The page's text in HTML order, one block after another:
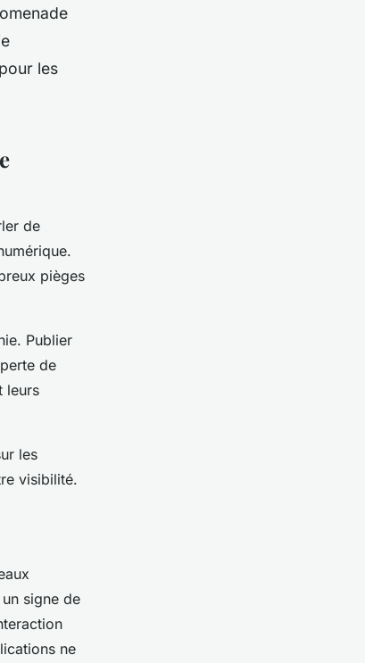
les
de
pièges
Publier
de
leurs
les
visibilité.
signe de
ne